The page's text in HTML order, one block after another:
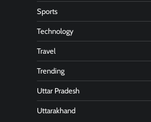
Sports
Technology
Travel
Trending
Uttar Pradesh
Uttarakhand